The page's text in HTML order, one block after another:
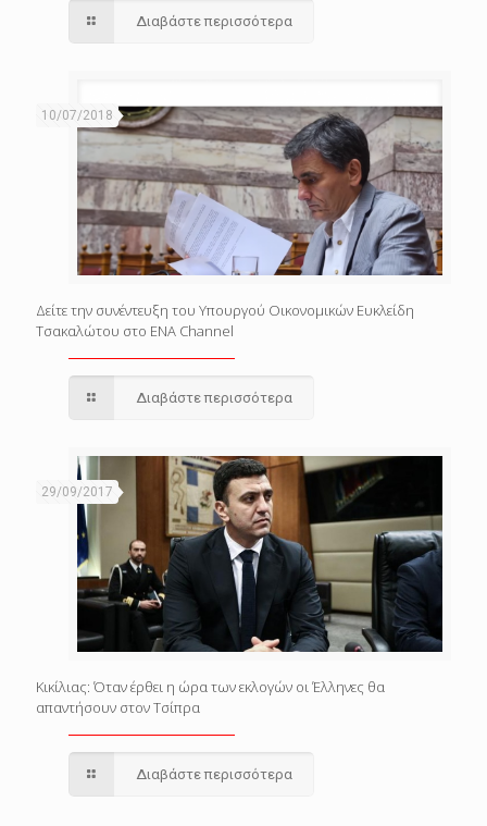
Διαβάστε περισσότερα
10/07/2018
Δείτε την συνέντευξη του Υπουργού Οικονομικών Ευκλείδη
Τσακαλώτου στο ENA Channel
Διαβάστε περισσότερα
29/09/2017
Κικίλιας: Όταν έρθει η ώρα των εκλογών οι Έλληνες θα
απαντήσουν στον Τσίπρα
Διαβάστε περισσότερα